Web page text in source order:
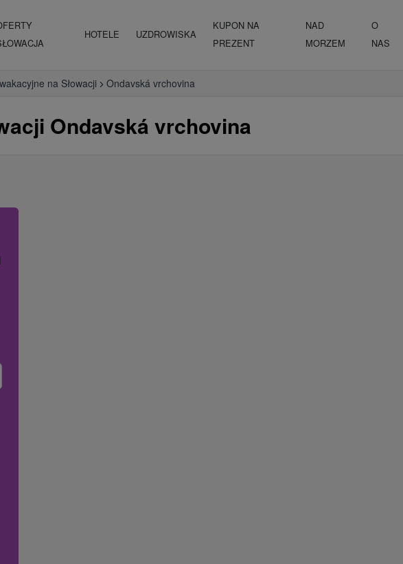
HOTELE UZDROWISKA
KUPON NA
PREZENT
NAD
MORZEM
O
NAS
na Słowacji Ondavská vrchovina
Ondavská vrchovina
nazwę hotelu.